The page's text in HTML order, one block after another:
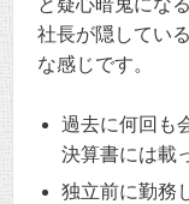
社長が隠してい
な感じです。
過去に何回も
決算書には載
独立前に勤務